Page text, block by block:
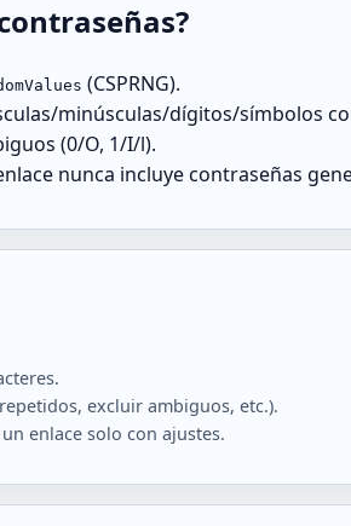
(CSPRNG).
minúsculas/dígitos/símbolos
(0/O, 1/I/l).
nunca incluye contraseñas
excluir ambiguos, etc.).
enlace solo con ajustes.